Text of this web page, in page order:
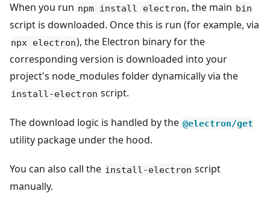
When you run npm install electron, the main bin
script is downloaded. Once this is run (for example, via
npx electron), the Electron binary for the
corresponding version is downloaded into your
project's node_modules folder dynamically via the
install-electron script.
The download logic is handled by the @electron/get
utility package under the hood.
You can also call the install-electron script
manually.